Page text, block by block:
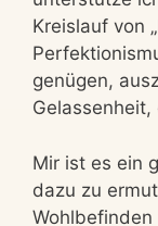
Kreislauf von
genügen,
Mir ist es ein
dazu zu